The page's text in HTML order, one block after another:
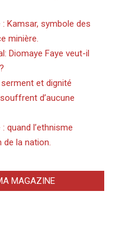
: Kamsar, symbole des
minière.
Diomaye Faye veut-il
et dignité
d’aucune
: quand l’ethnisme
la nation.
MAGAZINE